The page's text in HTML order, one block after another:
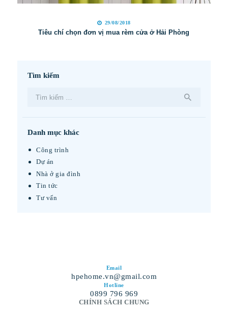
29/08/2018
Tiêu chí chọn đơn vị mua rèm cửa ở Hải Phòng
Tìm kiếm
kiếm
Danh mục khác
Công trình
Dự án
Nhà ở gia đình
Tin tức
Tư vấn
Email
hpehome.vn@gmail.com
Hotline
0899 796 969
CHÍNH SÁCH CHUNG